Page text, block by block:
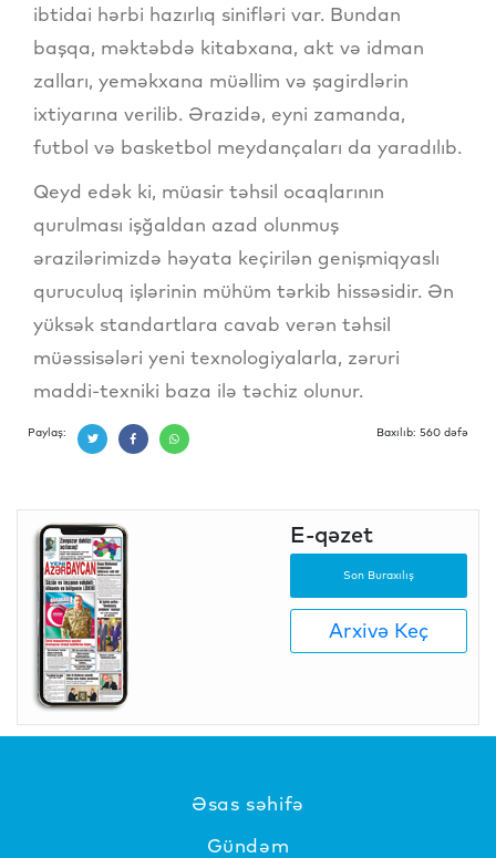
ibtidai hərbi hazırlıq sinifləri var. Bundan
başqa, məktəbdə kitabxana, akt və idman
zalları, yeməkxana müəllim və şagirdlərin
ixtiyarına verilib. Ərazidə, eyni zamanda,
futbol və basketbol meydançaları da yaradılıb.
Qeyd edək ki, müasir təhsil ocaqlarının
qurulması işğaldan azad olunmuş
ərazilərimizdə həyata keçirilən genişmiqyaslı
quruculuq işlərinin mühüm tərkib hissəsidir. Ən
yüksək standartlara cavab verən təhsil
müəssisələri yeni texnologiyalarla, zəruri
maddi-texniki baza ilə təchiz olunur.
Paylaş: Baxılıb: 560 dəfə
E-qəzet
Son Buraxılış
Arxivə Keç
Əsas səhifə
Gündəm